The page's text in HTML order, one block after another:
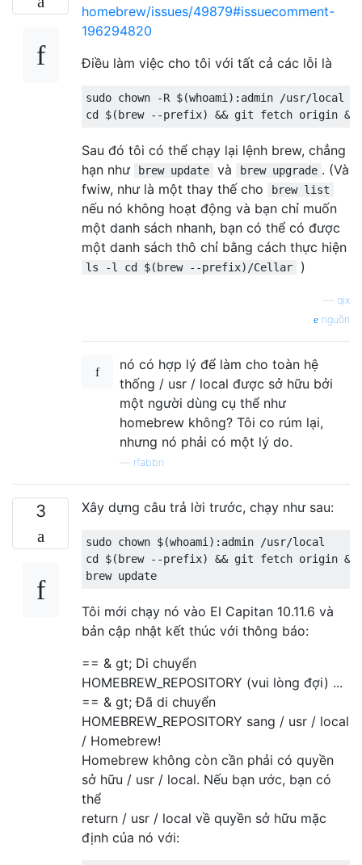
homebrew/issues/49879#issuecomment-
196294820
Điều làm việc cho tôi với tất cả các lỗi là
sudo chown -R $(whoami):admin /usr/local
Sau đó tôi có thể chạy lại lệnh brew, chẳng
hạn như
brew update và brew upgrade . (Và
fwiw, như là một thay thế cho
brew list
nếu nó không hoạt động và bạn chỉ muốn
một danh sách nhanh, bạn có thể có được
một danh sách thô chỉ bằng cách thực hiện
ls -l cd $(brew --prefix)/Cellar )
qix
nguồn
nó có hợp lý để làm cho toàn hệ
thống / usr / local được sở hữu bởi
một người dùng cụ thể như
homebrew không? Tôi co rúm lại,
nhưng nó phải có một lý do.
rfabbri
3 Xây dựng câu trả lời trước, chạy như sau:
sudo chown $(whoami):admin /usr/local
cd $(brew --prefix) && git fetch origin
Tôi mới chạy nó vào El Capitan 10.11.6 và
bản cập nhật kết thúc với thông báo:
== & gt; Di chuyển
HOMEBREW_REPOSITORY (vui lòng đợi) ...
== & gt; Đã di chuyển
HOMEBREW_REPOSITORY sang / usr / local
/ Homebrew!
Homebrew không còn cần phải có quyền
sở hữu / usr / local. Nếu bạn ước, bạn có
thể
return / usr / local về quyền sở hữu mặc
định của nó với: